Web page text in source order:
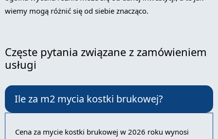
wiemy mogą różnić się od siebie znacząco.
Częste pytania związane z zamówieniem
usługi
Ile za m2 mycia kostki brukowej?
Cena za mycie kostki brukowej w 2026 roku wynosi